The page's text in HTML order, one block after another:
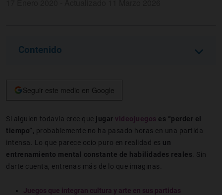
Contenido
Seguir este medio en Google
Si alguien todavía cree que jugar videojuegos es “perder el
tiempo”,
probablemente no ha pasado horas en una partida
intensa. Lo que parece ocio puro en realidad es un
entrenamiento mental constante de habilidades reales . Sin
darte cuenta, entrenas más de lo que imaginas.
Juegos que integran cultura y arte en sus partidas